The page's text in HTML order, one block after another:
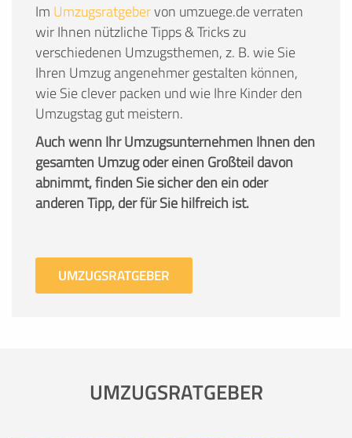
Im Umzugsratgebervon umzuege.de verraten
wir Ihnen nützliche Tipps & Tricks zu
verschiedenen Umzugsthemen, z. B. wie Sie
Ihren Umzug angenehmer gestalten können,
wie Sie clever packen und wie Ihre Kinder den
Umzugstag gut meistern.
Auch wenn Ihr Umzugsunternehmen Ihnen den
gesamten Umzug oder einen Großteil davon
abnimmt, finden Sie sicher den ein oder
anderen Tipp, der für Sie hilfreich ist.
UMZUGSRATGEBER
UMZUGSRATGEBER